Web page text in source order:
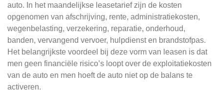
auto. In het maandelijkse leasetarief zijn de kosten
opgenomen van afschrijving, rente, administratiekosten,
wegenbelasting, verzekering, reparatie, onderhoud,
banden, vervangend vervoer, hulpdienst en brandstofpas.
Het belangrijkste voordeel bij deze vorm van leasen is dat
men geen financiële risico’s loopt over de exploitatiekosten
van de auto en men hoeft de auto niet op de balans te
activeren.